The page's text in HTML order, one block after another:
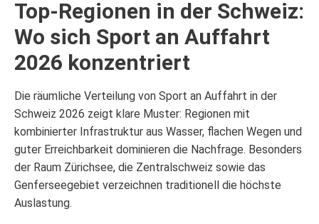
Top-Regionen in der Schweiz:
Wo sich Sport an Auffahrt
2026 konzentriert
Die räumliche Verteilung von Sport an Auffahrt in der
Schweiz 2026 zeigt klare Muster: Regionen mit
kombinierter Infrastruktur aus Wasser, flachen Wegen und
guter Erreichbarkeit dominieren die Nachfrage. Besonders
der Raum Zürichsee, die Zentralschweiz sowie das
Genferseegebiet verzeichnen traditionell die höchste
Auslastung.